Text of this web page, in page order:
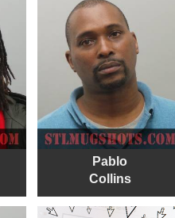
Pablo
Collins